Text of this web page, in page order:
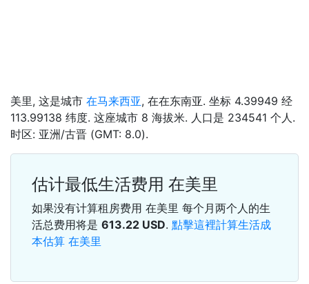
美里, 这是城市 在马来西亚, 在在东南亚. 坐标 4.39949 经
113.99138 纬度. 这座城市 8 海拔米. 人口是 234541 个人.
时区: 亚洲/古晋 (GMT: 8.0).
估计最低生活费用 在美里
如果没有计算租房费用 在美里 每个月两个人的生
活总费用将是 613.22 USD. 點擊這裡計算生活成
本估算 在美里